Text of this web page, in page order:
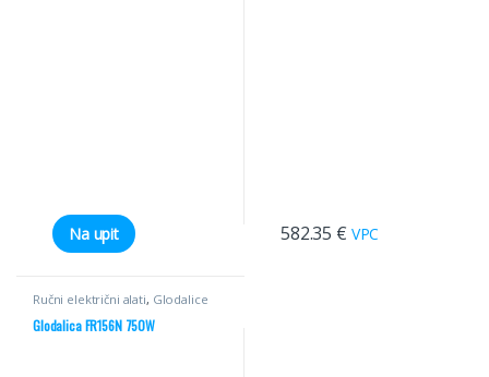
Na upit 582.35 € VPC
Ručni električni alati, Glodalice
Glodalica FR156N 750W